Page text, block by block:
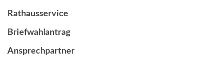
Rathausservice
Briefwahlantrag
Ansprechpartner